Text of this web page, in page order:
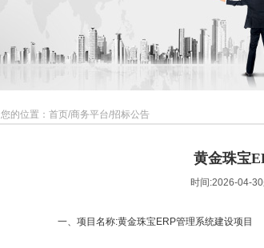
您的位置： 首页/商务平台/招标公告
黄金珠宝
时间:2026-04-
一、项目名称:黄金珠宝ERP管理系统建设项目